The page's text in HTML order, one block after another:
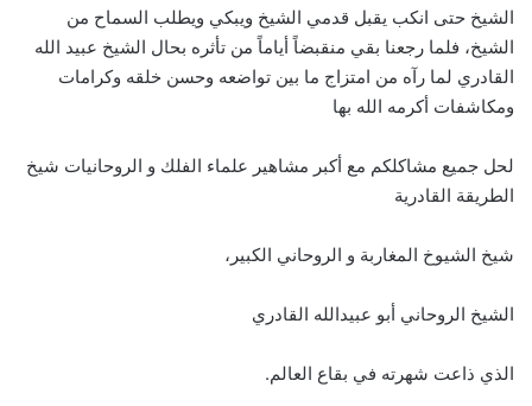
الشيخ حتى انكب يقبل قدمي الشيخ ويبكي ويطلب السماح من
الشيخ، فلما رجعنا بقي منقبضاً أياماً من تأثره بحال الشيخ عبيد الله
القادري لما رآه من امتزاج ما بين تواضعه وحسن خلقه وكرامات
ومكاشفات أكرمه الله بها
لحل جميع مشاكلكم مع أكبر مشاهير علماء الفلك و الروحانيات شيخ
الطريقة القادرية
شيخ الشيوخ المغاربة و الروحاني الكبير،
الشيخ الروحاني أبو عبيدالله القادري
الذي ذاعت شهرته في بقاع العالم.